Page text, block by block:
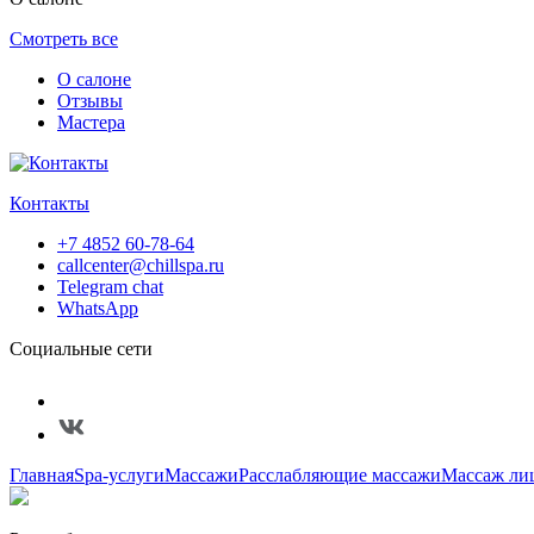
Смотреть все
О салоне
Отзывы
Мастера
Контакты
+7 4852 60-78-64
callcenter@chillspa.ru
Telegram chat
WhatsApp
Социальные сети
ГлавнаяSpa-услугиМассажиРасслабляющие массажиМассаж